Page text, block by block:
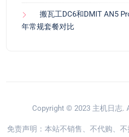
搬瓦工DC6和DMIT AN5
年常规套餐对比
Copyright © 2023 主机日志.
免责声明：本站不销售、不代购、